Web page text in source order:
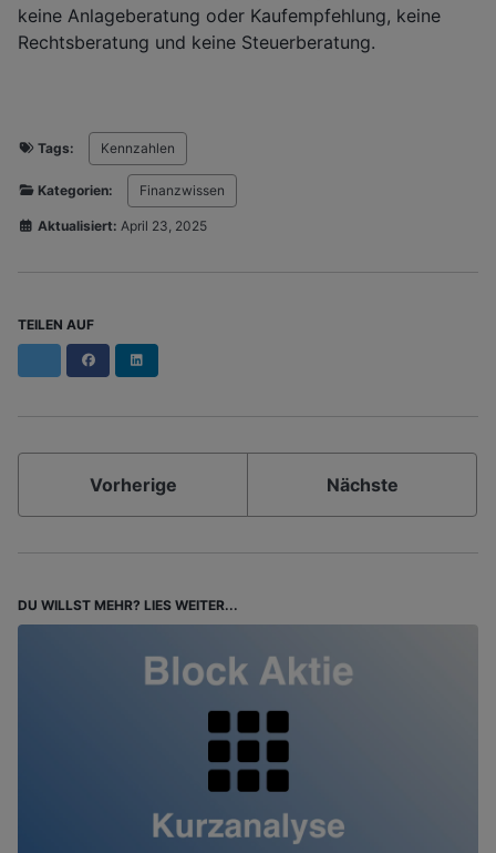
keine Anlageberatung oder Kaufempfehlung, keine
Rechtsberatung und keine Steuerberatung.
Tags: Kennzahlen
Kategorien: Finanzwissen
Aktualisiert: April 23, 2025
TEILEN AUF
Facebook
Vorherige Nächste
DU WILLST MEHR? LIES WEITER...